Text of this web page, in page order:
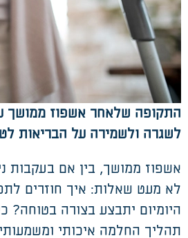
התקופה שלאחר אשפוז ממושך
לשגרה ולשמירה על הבריאות
אשפוז ממושך, בין אם בעקבות
לא מעט שאלות: איך חוזרים
היומיום יתבצע בצורה בטוחה?
תהליך החלמה איכותי ומשמעותי